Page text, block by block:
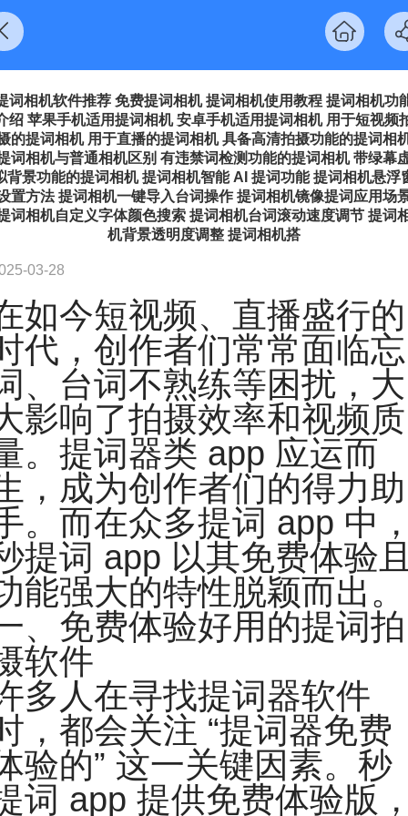
词相机软件推荐​ 免费提词相机​ 提词相机使用教程​ 提词相机功
绍​ 苹果手机适用提词相机​ 安卓手机适用提词相机​ 用于短视频
的提词相机​ 用于直播的提词相机​ 具备高清拍摄功能的提词相
词相机与普通相机区别​ 有违禁词检测功能的提词相机​ 带绿幕
背景功能的提词相机​ 提词相机智能 AI 提词功能​ 提词相机悬浮
置方法​ 提词相机一键导入台词操作​ 提词相机镜像提词应用场
词相机自定义字体颜色搜索​ 提词相机台词滚动速度调节​ 提词
机背景透明度调整​ 提词相机搭
03-28
如今短视频、直播盛行的
代，创作者们常常面临忘
、台词不熟练等困扰，大
影响了拍摄效率和视频质
。提词器类 app 应运而
，成为创作者们的得力助
。而在众多提词 app 中，
提词 app 以其免费体验且
能强大的特性脱颖而出。
、免费体验好用的提词拍
软件
多人在寻找提词器软件
，都会关注 “提词器免费
验的” 这一关键因素。秒
词 app 提供免费体验版，